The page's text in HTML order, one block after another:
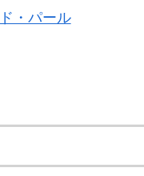
・パール